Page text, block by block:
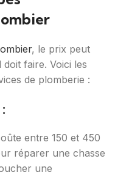
, le prix peut
doit faire. Voici les
de plomberie :
entre 150 et 450
réparer une chasse
une